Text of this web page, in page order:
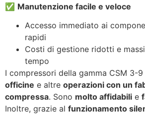
✅ Manutenzione facile e veloce
Accesso immediato ai
rapidi
Costi di gestione ridotti e
tempo
I compressori della gamma CSM 3-9
officine e altre operazioni con un
compressa. Sono molto affidabili e
Inoltre, grazie al funzionamento